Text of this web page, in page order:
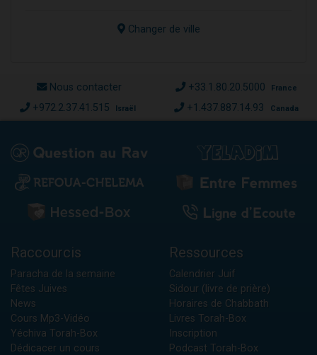
Changer de ville
Nous contacter +33.1.80.20.5000 France
+972.2.37.41.515 Israël +1.437.887.14.93 Canada
Raccourcis
Paracha de la semaine
Fêtes Juives
News
Cours Mp3-Vidéo
Yéchiva Torah-Box
Dédicacer un cours
Ressources
Calendrier Juif
Sidour (livre de prière)
Horaires de Chabbath
Livres Torah-Box
Inscription
Podcast Torah-Box